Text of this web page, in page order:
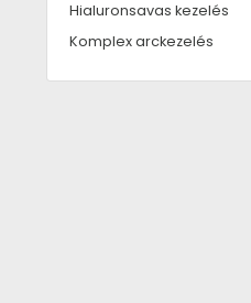
Hialuronsavas kezelés
Komplex arckezelés